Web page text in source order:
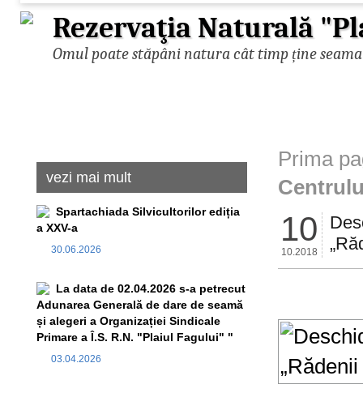
Rezervaţia Naturală
Omul poate stăpâni natura cât timp ține
vezi mai mult
Spartachiada Silvicultorilor ediția
a XXV-a
30.06.2026
La data de 02.04.2026 s-a petrecut
Adunarea Generală de dare de seamă
și alegeri a Organizației Sindicale
Primare a Î.S. R.N. "Plaiul Fagului" "
03.04.2026
Prima
10
10.2018